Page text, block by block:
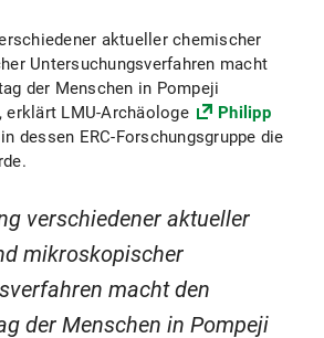
aktueller chemischer
Untersuchungsverfahren macht
der Menschen in Pompeji
erklärt LMU-Archäologe
Philipp
dessen ERC-Forschungsgruppe die
verschiedener aktueller
mikroskopischer
macht den
der Menschen in Pompeji